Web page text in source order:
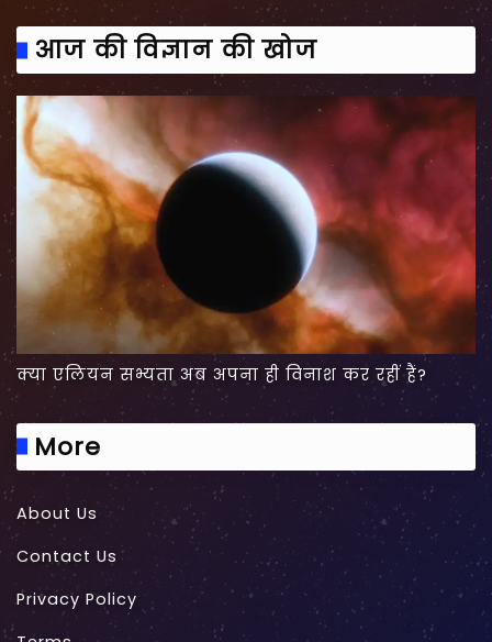
आज की विज्ञान की खोज
क्या एलियन सभ्यता अब अपना ही विनाश कर रहीं हैं?
More
About Us
Contact Us
Privacy Policy